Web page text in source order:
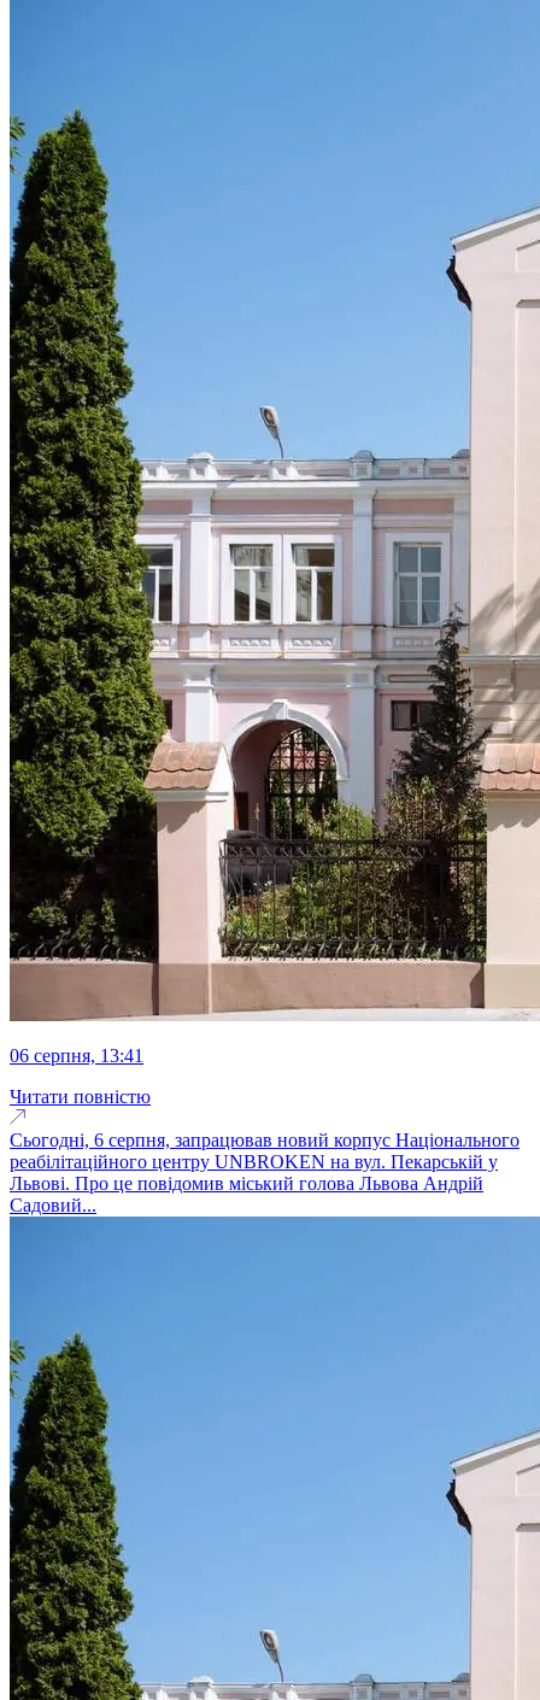
06 серпня, 13:41
Читати повністю
Сьогодні, 6 серпня, запрацював новий корпус Національного
реабілітаційного центру UNBROKEN на вул. Пекарській у
Львові. Про це повідомив міський голова Львова Андрій
Садовий...